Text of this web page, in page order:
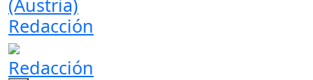
(Austria)
Redacción
Redacción